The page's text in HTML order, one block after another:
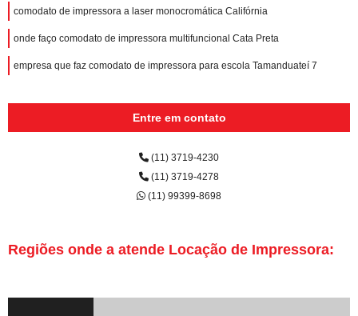
comodato de impressora a laser monocromática Califórnia
onde faço comodato de impressora multifuncional Cata Preta
empresa que faz comodato de impressora para escola Tamanduateí 7
Entre em contato
(11) 3719-4230
(11) 3719-4278
(11) 99399-8698
Regiões onde a atende Locação de Impressora: